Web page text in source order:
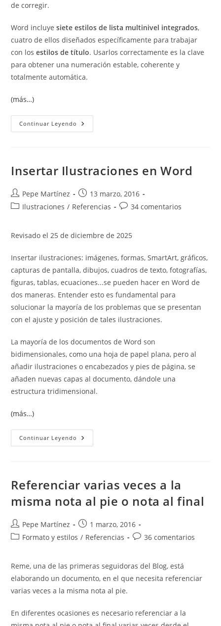
de corregir.
Word incluyesiete estilos de lista multinivel integrados,
cuatro de ellos diseñados específicamente para trabajar
con losestilos de título. Usarlos correctamente es la clave
para obtener una numeración estable, coherente y
totalmente automática.
(más…)
Continuar Leyendo Listas
Multinivel
Controlar
Correctamente
Insertar Ilustraciones en Word
Autor
de
Pepe Martínez
Publicación
de
13 marzo, 2016
Categoría
entrada:
Ilustraciones / Referencias
Comentarios
entrada:
34 comentarios
Revisado el 25 de diciembre de 2025
Insertar ilustraciones: imágenes, formas, SmartArt, gráficos,
capturas de pantalla, dibujos, cuadros de texto, fotografías,
figuras, tablas, ecuaciones...se pueden hacer en Word de
dos maneras. Entender esto es fundamental para
solucionar la mayoría de los problemas que se presentan
con el ajuste y posición de tales ilustraciones.
La mayoría de los documentos de Word son
bidimensionales, como una hoja de papel plana, pero al
añadir ilustraciones o encabezados y pies de página, se
añaden nuevas capas al documento, dándole una
estructura tridimensional.
(más…)
Continuar Leyendo Insertar
Ilustraciones
Referenciar varias veces a la
misma nota al pie o nota al final
Autor
de
Pepe Martínez
Publicación
de
1 marzo, 2016
Categoría
entrada:
Formato y estilos / Referencias
Comentarios
entrada:
36 comentarios
Reme, una de las primeras seguidoras del Blog, está
elaborando un documento, en el que necesita referenciar
varias veces a la misma nota al pie.
En diferentes ocasiones es necesario referenciar a la